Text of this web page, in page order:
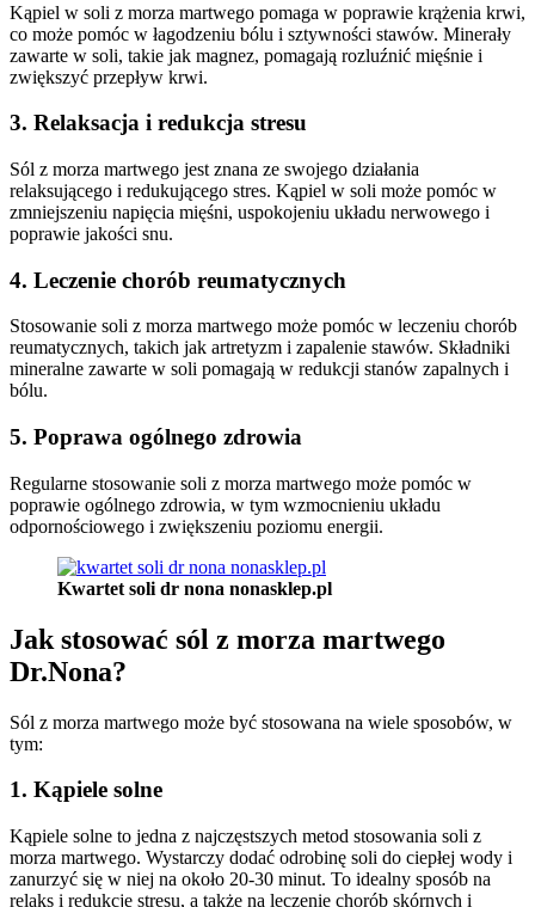
Kąpiel w soli z morza martwego pomaga w poprawie krążenia krwi,
co może pomóc w łagodzeniu bólu i sztywności stawów. Minerały
zawarte w soli, takie jak magnez, pomagają rozluźnić mięśnie i
zwiększyć przepływ krwi.
3. Relaksacja i redukcja stresu
Sól z morza martwego jest znana ze swojego działania
relaksującego i redukującego stres. Kąpiel w soli może pomóc w
zmniejszeniu napięcia mięśni, uspokojeniu układu nerwowego i
poprawie jakości snu.
4. Leczenie chorób reumatycznych
Stosowanie soli z morza martwego może pomóc w leczeniu chorób
reumatycznych, takich jak artretyzm i zapalenie stawów. Składniki
mineralne zawarte w soli pomagają w redukcji stanów zapalnych i
bólu.
5. Poprawa ogólnego zdrowia
Regularne stosowanie soli z morza martwego może pomóc w
poprawie ogólnego zdrowia, w tym wzmocnieniu układu
odpornościowego i zwiększeniu poziomu energii.
Kwartet soli dr nona nonasklep.pl
Jak stosować sól z morza martwego
Dr.Nona?
Sól z morza martwego może być stosowana na wiele sposobów, w
tym:
1. Kąpiele solne
Kąpiele solne to jedna z najczęstszych metod stosowania soli z
morza martwego. Wystarczy dodać odrobinę soli do ciepłej wody i
zanurzyć się w niej na około 20-30 minut. To idealny sposób na
relaks i redukcję stresu, a także na leczenie chorób skórnych i